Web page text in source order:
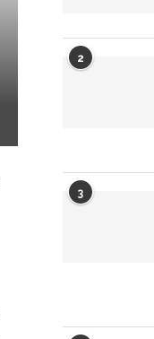
2
3